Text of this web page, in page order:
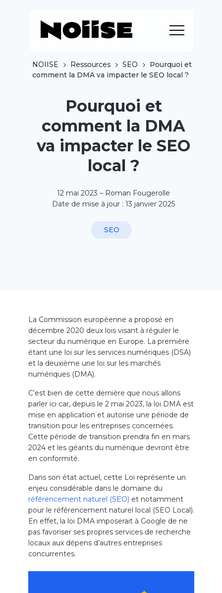
NOIISE Ressources SEO
Pourquoi et
comment la DMA va impacter le SEO local ?
Pourquoi et
comment la DMA
va impacter le SEO
local ?
12 mai 2023 – Roman Fougerolle
Date de mise à jour : 13 janvier 2025
SEO
La Commission européenne a proposé en
décembre 2020 deux lois visant à réguler le
secteur du numérique en Europe. La première
étant une loi sur les services numériques (DSA)
et la deuxième une loi sur les marchés
numériques (DMA).
C’est bien de cette dernière que nous allons
parler ici car, depuis le 2 mai 2023, la loi DMA est
mise en application et autorise une période de
transition pour les entreprises concernées.
Cette période de transition prendra fin en mars
2024 et les géants du numérique devront être
en conformité.
Dans son état actuel, cette Loi représente un
enjeu considérable dans le domaine du
référencement naturel (SEO) et notamment
pour le référencement naturel local (SEO Local).
En effet, la loi DMA imposerait à Google de ne
pas favoriser ses propres services de recherche
locaux aux dépens d’autres entreprises
concurrentes.